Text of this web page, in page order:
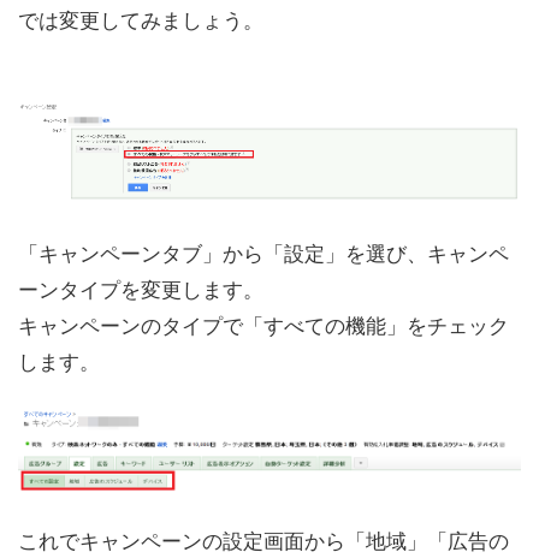
では変更してみましょう。
「キャンペーンタブ」から「設定」を選び、キャンペ
ーンタイプを変更します。
キャンペーンのタイプで「すべての機能」をチェック
します。
これでキャンペーンの設定画面から「地域」「広告の